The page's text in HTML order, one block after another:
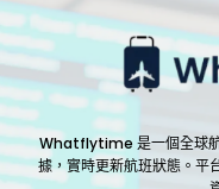
Whatflytime 是一個全球
據，實時更新航班狀態。平